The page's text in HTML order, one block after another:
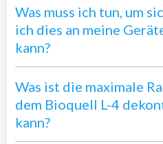
Was muss ich tun, um
ich dies an meine
kann?
Was ist die maximale
dem Bioquell L-4
kann?